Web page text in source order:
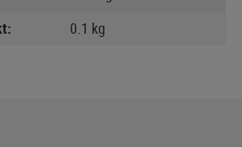
0.1 kg